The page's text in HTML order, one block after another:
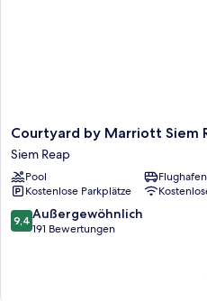
Courtyard
by
Marriott
Siem
Reap
Resort
Siem
Courtyard by Marriott Siem
Siem Reap
Pool
Kostenlose Parkplätze
9.4
von
9,4 Außergewöhnlich
191 Bewertungen